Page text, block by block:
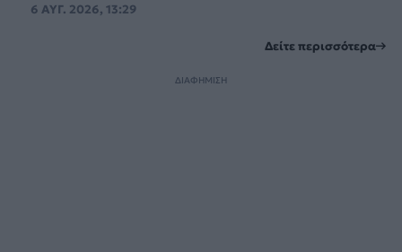
6 ΑΥΓ. 2026, 13:29
Δείτε περισσότερα
ΔΙΑΦΗΜΙΣΗ